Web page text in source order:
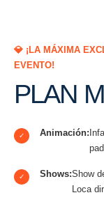
💎 ¡LA MÁXIMA
EVENTO!
PLAN
✓ Animación:
✓ Shows:Show
Loca